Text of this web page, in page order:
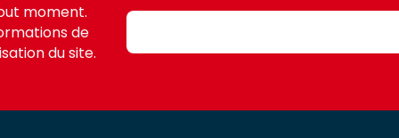
moment.
de
du site.